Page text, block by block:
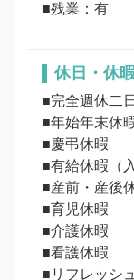
■残業：有
休日・休
■完全週休二
■年始年末休
■慶弔休暇
■有給休暇（
■産前・産後
■育児休暇
■介護休暇
■看護休暇